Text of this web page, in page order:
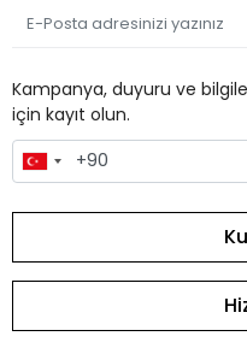
Kampanya, duyuru ve
için kayıt olun.